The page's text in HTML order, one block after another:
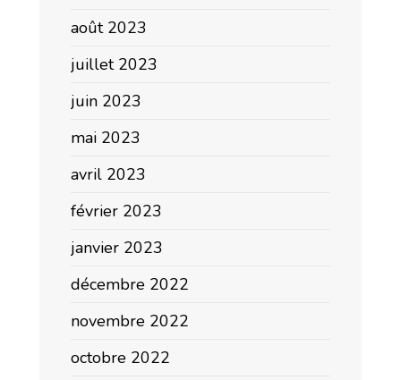
août 2023
juillet 2023
juin 2023
mai 2023
avril 2023
février 2023
janvier 2023
décembre 2022
novembre 2022
octobre 2022